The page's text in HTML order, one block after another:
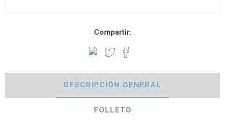
Compartir:
DESCRIPCIÓN GENERAL
FOLLETO